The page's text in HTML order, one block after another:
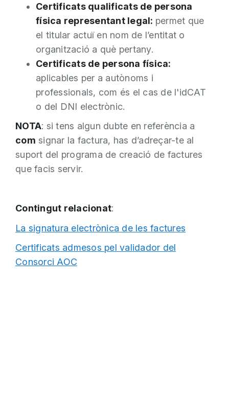
Certificats qualificats de persona
física representant legal: permet que
el titular actuï en nom de l’entitat o
organització a què pertany.
Certificats de persona física:
aplicables per a autònoms i
professionals, com és el cas de l'idCAT
o del DNI electrònic.
NOTA: si tens algun dubte en referència a
com signar la factura, has d’adreçar-te al
suport del programa de creació de factures
que facis servir.
Contingut relacionat:
La signatura electrònica de les factures
Certificats admesos pel validador del
Consorci AOC